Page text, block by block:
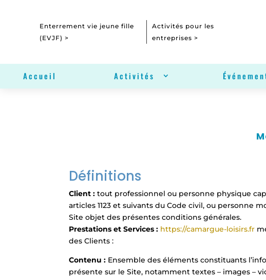
Enterrement vie jeune fille
(EVJF) >
Activités pour les
entreprises >
Accueil Activités
Définitions
Client : tout professionnel ou personne physique
articles 1123 et suivants du Code civil, ou personne
Site objet des présentes conditions générales.
Prestations et Services : https://camargue-loisirs.fr
des Clients :
Contenu : Ensemble des éléments constituants
présente sur le Site, notamment textes – images –